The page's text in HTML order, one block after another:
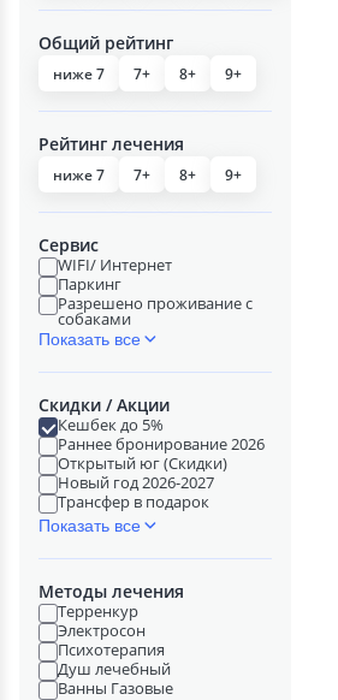
Общий рейтинг
ниже 7 7+ 8+ 9+
Рейтинг лечения
ниже 7 7+ 8+ 9+
Сервис
WIFI/ Интернет
Паркинг
Разрешено проживание с
собаками
Показать все
Скидки / Акции
Кешбек до 5%
Раннее бронирование 2026
Открытый юг (Скидки)
Новый год 2026-2027
Трансфер в подарок
Показать все
Методы лечения
Терренкур
Электросон
Психотерапия
Душ лечебный
Ванны Газовые